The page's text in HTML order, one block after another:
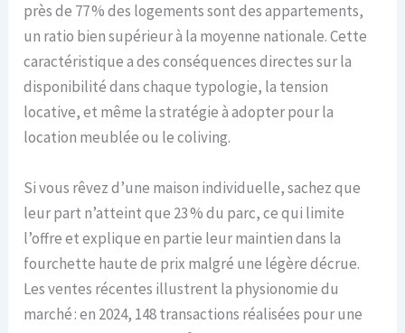
près de 77 % des logements sont des appartements,
un ratio bien supérieur à la moyenne nationale. Cette
caractéristique a des conséquences directes sur la
disponibilité dans chaque typologie, la tension
locative, et même la stratégie à adopter pour la
location meublée ou le coliving.
Si vous rêvez d’une maison individuelle, sachez que
leur part n’atteint que 23 % du parc, ce qui limite
l’offre et explique en partie leur maintien dans la
fourchette haute de prix malgré une légère décrue.
Les ventes récentes illustrent la physionomie du
marché : en 2024, 148 transactions réalisées pour une